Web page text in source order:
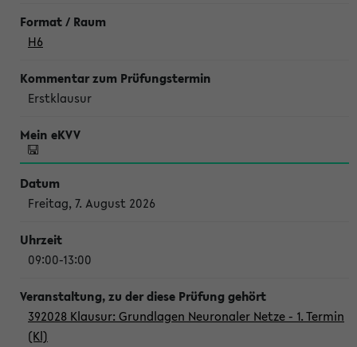
H6
Erstklausur
Freitag, 7. August 2026
09:00-13:00
392028 Klausur: Grundlagen Neuronaler Netze - 1. Termin
(Kl)